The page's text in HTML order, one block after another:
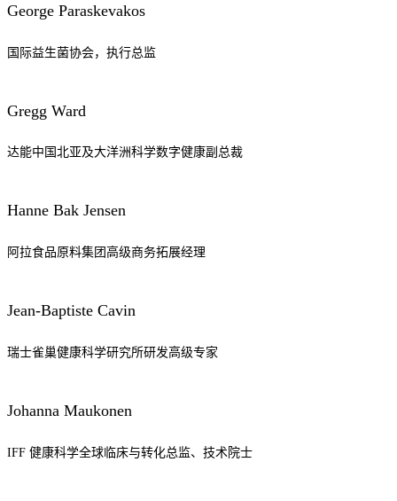
George Paraskevakos
国际益生菌协会，执行总监
Gregg Ward
达能中国北亚及大洋洲科学数字健康副总裁
Hanne Bak Jensen
阿拉食品原料集团高级商务拓展经理
Jean-Baptiste Cavin
瑞士雀巢健康科学研究所研发高级专家
Johanna Maukonen
IFF 健康科学全球临床与转化总监、技术院士